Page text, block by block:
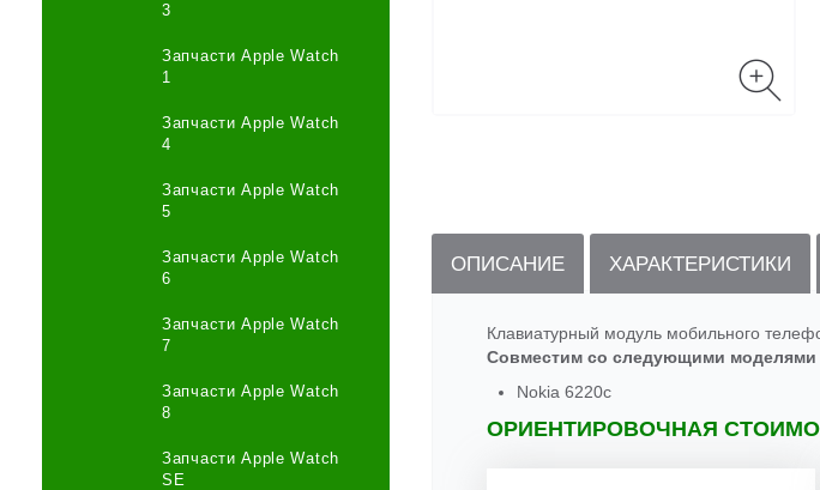
3
Запчасти Apple Watch
1
Запчасти Apple Watch
4
Запчасти Apple Watch
5
Запчасти Apple Watch
6
Запчасти Apple Watch
7
Запчасти Apple Watch
8
Запчасти Apple Watch
SE
ОПИСАНИЕ ХАРАКТЕРИСТИКИ
Клавиатурный модуль мобильного
Совместим со следующими моделями
Nokia 6220c
ОРИЕНТИРОВОЧНАЯ